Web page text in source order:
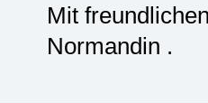
Mit
Normandin .